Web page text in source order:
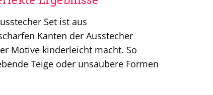
Set ist aus
Kanten der Ausstecher
Motive kinderleicht macht. So
Teige oder unsaubere Formen